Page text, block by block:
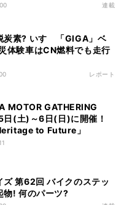
連載
炭素? いすゞ「GIGA」ベ
体験車はCN燃料でも走行
レポート
MOTOR GATHERING
(土)～6日(日)に開催！
to Future」
ズ 第62回 バイクのステッ
物! 何のパーツ?